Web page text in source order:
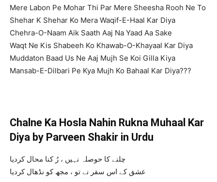
Mere Labon Pe Mohar Thi Par Mere Sheesha Rooh Ne To
Shehar K Shehar Ko Mera Waqif-E-Haal Kar Diya
Chehra-O-Naam Aik Saath Aaj Na Yaad Aa Sake
Waqt Ne Kis Shabeeh Ko Khawab-O-Khayaal Kar Diya
Muddaton Baad Us Ne Aaj Mujh Se Koi Gilla Kiya
Mansab-E-Dilbari Pe Kya Mujh Ko Bahaal Kar Diya???
Chalne Ka Hosla Nahin Rukna Muhaal Kar
Diya by Parveen Shakir in Urdu
چلنے کا حوصلہ نہیں ، رُ کنا محال کردیا
عشق کے اس سفر نے تو ، مجھ کو نڈھال کردیا